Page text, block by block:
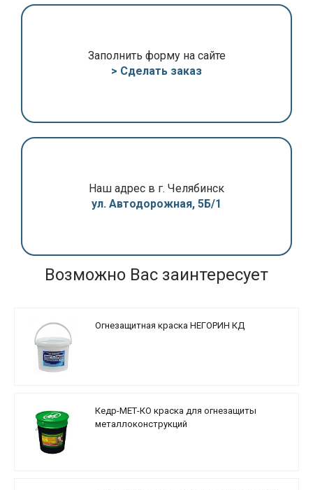
Заполнить форму на сайте
> Сделать заказ
Наш адрес в г. Челябинск
ул. Автодорожная, 5Б/1
Возможно Вас заинтересует
Огнезащитная краска НЕГОРИН КД
Кедр-МЕТ-КО краска для огнезащиты
металлоконструкций